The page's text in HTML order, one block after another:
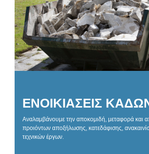
ΕΝΟΙΚΙΑΣΕΙΣ
Αναλαμβάνουμε την αποκομιδή, μεταφορά και
προιόντων αποξήλωσης, κατεδάφισης,
τεχνικών έργων.